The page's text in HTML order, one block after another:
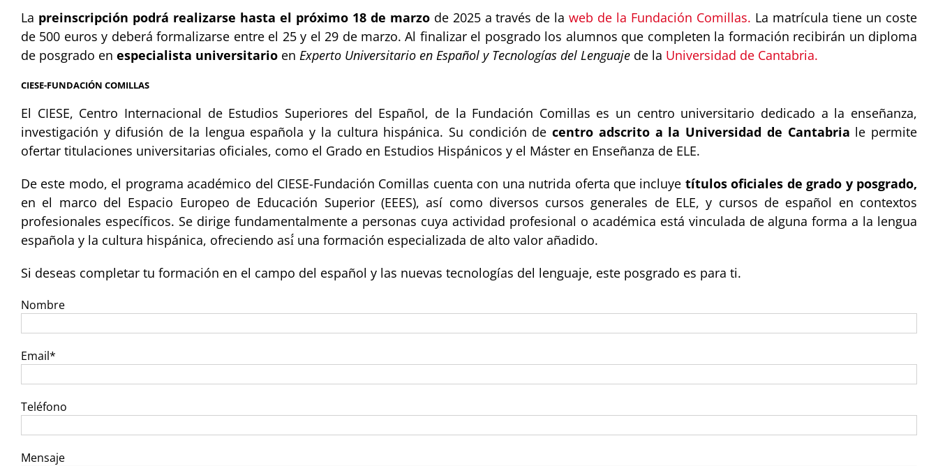
La preinscripción podrá realizarse hasta el próximo 18 de marzode 2025 a través de laweb de la Fundación Comillas. La matrícula tiene un coste
de 500 euros y deberá formalizarse entre el 25 y el 29 de marzo. Al finalizar el posgrado los alumnos que completen la formación recibirán un diploma
de posgrado en especialista universitario en Experto Universitario en Español y Tecnologías del Lenguaje de la Universidad de Cantabria.
CIESE-FUNDACIÓN COMILLAS
El CIESE, Centro Internacional de Estudios Superiores del Español, de la Fundación Comillas es un centro universitario dedicado a la enseñanza,
investigación y difusión de la lengua española y la cultura hispánica. Su condición decentro adscrito a la Universidad de Cantabria le permite
ofertar titulaciones universitarias oficiales, como el Grado en Estudios Hispánicos y el Máster en Enseñanza de ELE.
De este modo, el programa académico del CIESE-Fundación Comillas cuenta con una nutrida oferta que incluye títulos oficiales de grado y posgrado,
en el marco del Espacio Europeo de Educación Superior (EEES), así como diversos cursos generales de ELE, y cursos de español en contextos
profesionales específicos. Se dirige fundamentalmente a personas cuya actividad profesional o académica está vinculada de alguna forma a la lengua
española y la cultura hispánica, ofreciendo así́ una formación especializada de alto valor añadido.
Si deseas completar tu formación en el campo del español y las nuevas tecnologías del lenguaje, este posgrado es para ti.
Nombre
Email*
Teléfono
Mensaje